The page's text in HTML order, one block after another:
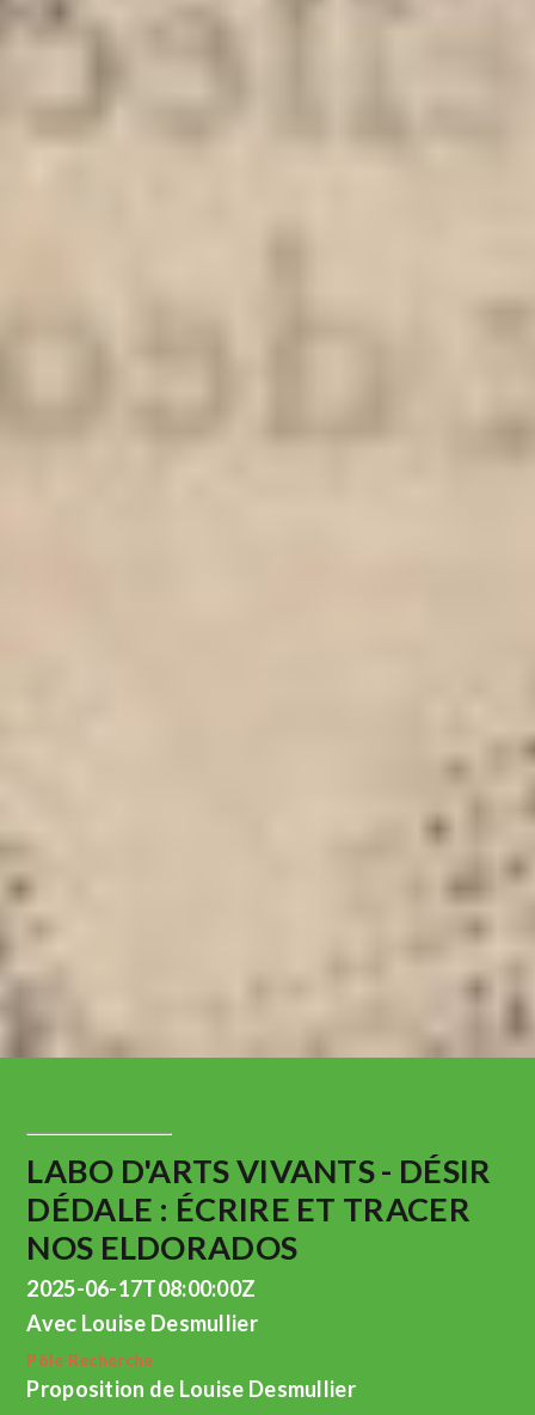
LABO D'ARTS VIVANTS - DÉSIR
DÉDALE : ÉCRIRE ET TRACER
NOS ELDORADOS
2025-06-17T08:00:00Z
Avec Louise Desmullier
Pôle Recherche
Proposition de Louise Desmullier